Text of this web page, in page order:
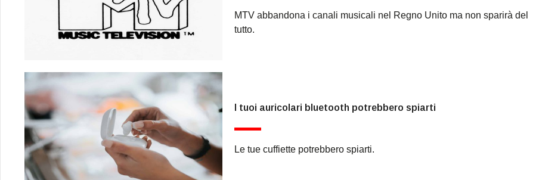
MTV abbandona i canali musicali nel Regno Unito ma non sparirà del
tutto.
I tuoi auricolari bluetooth potrebbero spiarti
Le tue cuffiette potrebbero spiarti.